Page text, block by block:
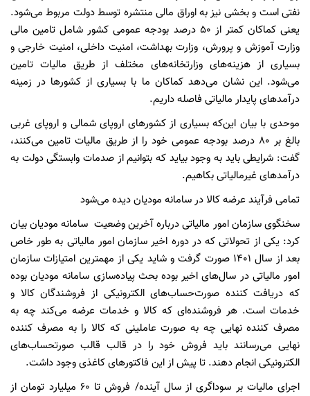
نفتی است و بخشی نیز به اوراق مالی منتشره توسط دولت مربوط می‌شود.
یعنی کماکان کمتر از ۵۰ درصد بودجه عمومی کشور شامل تامین مالی
وزارت آموزش و پرورش، وزارت بهداشت، امنیت داخلی، امنیت خارجی و
بسیاری از هزینه‌های وزارتخانه‌های مختلف از طریق مالیات تامین
می‌شود. این نشان می‌دهد کماکان ما با بسیاری از کشورها در زمینه
درآمدهای پایدار مالیاتی فاصله داریم.
موحدی با بیان این‌که بسیاری از کشورهای اروپای شمالی و اروپای غربی
بالغ بر ۸۰ درصد بودجه عمومی خود را از طریق مالیات تامین می‌کنند،
گفت: شرایطی باید به وجود بیاید که بتوانیم از صدمات وابستگی دولت به
درآمدهای غیرمالیاتی بکاهیم.
تمامی فرآیند عرضه کالا در سامانه مودیان دیده می‌شود
سخنگوی سازمان امور مالیاتی درباره آخرین وضعیت سامانه مودیان بیان
کرد: یکی از تحولاتی که در دوره اخیر سازمان امور مالیاتی به طور خاص
بعد از سال ۱۴۰۱ صورت گرفت و شاید یکی از مهمترین امتیازات سازمان
امور مالیاتی در سال‌های اخیر بوده بحث پیاده‌سازی سامانه مودیان بوده
که دریافت کننده صورت‌حساب‌های الکترونیکی از فروشندگان کالا و
خدمات است. هر فروشنده‌ای که کالا و خدمات عرضه می‌کند چه به
مصرف کننده نهایی چه به صورت عاملینی که کالا را به مصرف کننده
نهایی می‌رسانند باید فروش خود را در قالب قالب صورتحساب‌های
الکترونیکی انجام دهند. تا پیش از این فاکتورهای کاغذی وجود داشت.
اجرای مالیات بر سوداگری از سال آینده/ فروش تا ۶۰ میلیارد تومان از